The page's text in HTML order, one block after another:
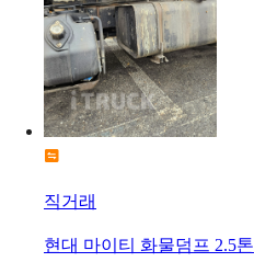
직거래
현대 마이티 화물덤프 2.5톤